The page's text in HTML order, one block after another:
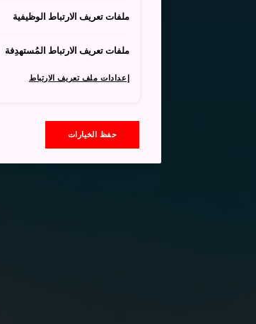
ملفات تعريف الارتباط الوظيفية
ملفات تعريف الارتباط المُستهدِفة
إعدادات ملف تعريف الارتباط
حفظ الخيارات